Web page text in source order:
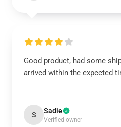
Good product, had some
arrived within the expected
S Sadie
Verified owner